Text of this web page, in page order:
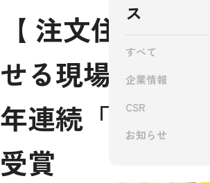
CSRの取り組み
IR情報
【 注文住宅事
せる現場コンテ
年連続「総合最
受賞
ス
すべて
企業情報
CSR
お知らせ